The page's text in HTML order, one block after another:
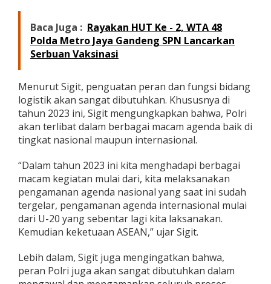
k
u
n
t
K
a
w
a
l
K
b
i
j
a
k
a
n
e
m
e
Baca Juga : Rayakan HUT Ke - 2, WTA 48
Polda Metro Jaya Gandeng SPN Lancarkan
Serbuan Vaksinasi
Menurut Sigit, penguatan peran dan fungsi bidang
logistik akan sangat dibutuhkan. Khususnya di
tahun 2023 ini, Sigit mengungkapkan bahwa, Polri
akan terlibat dalam berbagai macam agenda baik di
tingkat nasional maupun internasional.
“Dalam tahun 2023 ini kita menghadapi berbagai
macam kegiatan mulai dari, kita melaksanakan
pengamanan agenda nasional yang saat ini sudah
tergelar, pengamanan agenda internasional mulai
dari U-20 yang sebentar lagi kita laksanakan.
Kemudian keketuaan ASEAN,” ujar Sigit.
Lebih dalam, Sigit juga mengingatkan bahwa,
peran Polri juga akan sangat dibutuhkan dalam